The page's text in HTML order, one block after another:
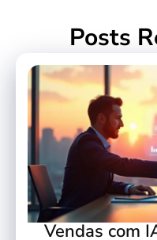
Posts
Vendas com